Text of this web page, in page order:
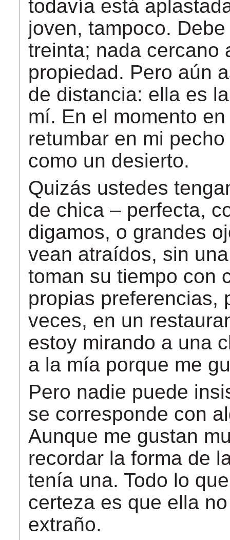
todavía está
joven, tampoco.
treinta; nada cercano
propiedad. Pero aún
de distancia: ella es
mí. En el momento
retumbar en mi
como un desierto.
Quizás ustedes
de chica – perfecta,
digamos, o grandes
vean atraídos, sin
toman su tiempo con
propias preferencias,
veces, en un
estoy mirando a una
a la mía porque me
Pero nadie puede
se corresponde con
Aunque me gustan
recordar la forma de
tenía una. Todo lo
certeza es que ella
extraño.